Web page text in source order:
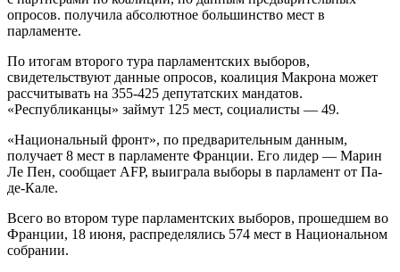
опросов. получила абсолютное большинство мест в
парламенте.
По итогам второго тура парламентских выборов,
свидетельствуют данные опросов, коалиция Макрона может
рассчитывать на 355-425 депутатских мандатов.
«Республиканцы» займут 125 мест, социалисты — 49.
«Национальный фронт», по предварительным данным,
получает 8 мест в парламенте Франции. Его лидер — Марин
Ле Пен, сообщает AFP, выиграла выборы в парламент от Па-
де-Кале.
Всего во втором туре парламентских выборов, прошедшем во
Франции, 18 июня, распределялись 574 мест в Национальном
собрании.